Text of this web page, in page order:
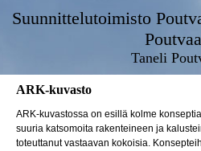
Suunnittelutoimisto
Taneli
ARK-kuvasto
ARK-kuvastossa on esillä kolme
suuria katsomoita rakenteineen ja
toteuttanut vastaavan kokoisia.